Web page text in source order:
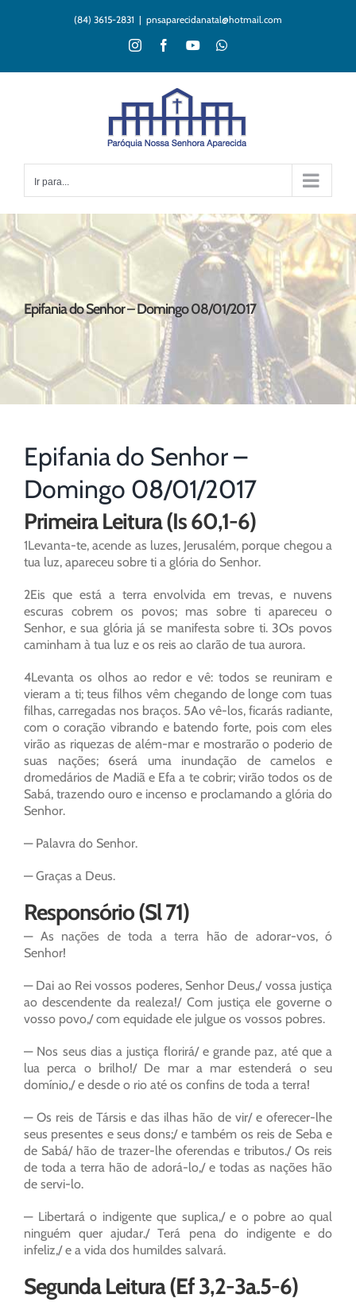
(84) 3615-2831 | pnsaparecidanatal@hotmail.com
InstagramFacebookYouTubeWhatsApp
Ir para...
Epifania do Senhor – Domingo 08/01/2017
Epifania do Senhor –
Domingo 08/01/2017
Primeira Leitura (Is 60,1-6)
1Levanta-te, acende as luzes, Jerusalém, porque chegou a
tua luz, apareceu sobre ti a glória do Senhor.
2Eis que está a terra envolvida em trevas, e nuvens
escuras cobrem os povos; mas sobre ti apareceu o
Senhor, e sua glória já se manifesta sobre ti. 3Os povos
caminham à tua luz e os reis ao clarão de tua aurora.
4Levanta os olhos ao redor e vê: todos se reuniram e
vieram a ti; teus filhos vêm chegando de longe com tuas
filhas, carregadas nos braços. 5Ao vê-los, ficarás radiante,
com o coração vibrando e batendo forte, pois com eles
virão as riquezas de além-mar e mostrarão o poderio de
suas nações; 6será uma inundação de camelos e
dromedários de Madiã e Efa a te cobrir; virão todos os de
Sabá, trazendo ouro e incenso e proclamando a glória do
Senhor.
— Palavra do Senhor.
— Graças a Deus.
Responsório (Sl 71)
— As nações de toda a terra hão de adorar-vos, ó
Senhor!
— Dai ao Rei vossos poderes, Senhor Deus,/ vossa justiça
ao descendente da realeza!/ Com justiça ele governe o
vosso povo,/ com equidade ele julgue os vossos pobres.
— Nos seus dias a justiça florirá/ e grande paz, até que a
lua perca o brilho!/ De mar a mar estenderá o seu
domínio,/ e desde o rio até os confins de toda a terra!
— Os reis de Társis e das ilhas hão de vir/ e oferecer-lhe
seus presentes e seus dons;/ e também os reis de Seba e
de Sabá/ hão de trazer-lhe oferendas e tributos./ Os reis
de toda a terra hão de adorá-lo,/ e todas as nações hão
de servi-lo.
— Libertará o indigente que suplica,/ e o pobre ao qual
ninguém quer ajudar./ Terá pena do indigente e do
infeliz,/ e a vida dos humildes salvará.
Segunda Leitura (Ef 3,2-3a.5-6)